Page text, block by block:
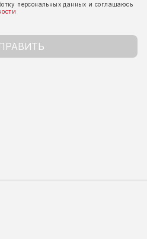
персональных данных и соглашаюсь